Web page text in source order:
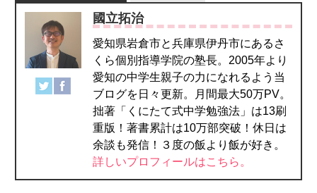
國立拓治
愛知県岩倉市と兵庫県伊丹市にあるさ
くら個別指導学院の塾長。2005年より
愛知の中学生親子の力になれるよう当
ブログを日々更新。月間最大50万PV。
拙著「くにたて式中学勉強法」は13刷
重版！著書累計は10万部突破！休日は
余談も発信！３度の飯より飯が好き。
詳しいプロフィールはこちら。